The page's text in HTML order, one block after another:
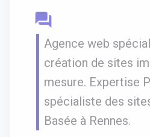
question_answer
Agence web
création de sites
mesure. Expertise
spécialiste des
Basée à Rennes.